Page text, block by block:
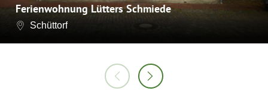
Ferienwohnung Lütters Schmiede
Schüttorf